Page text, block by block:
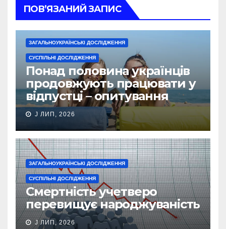
ПОВ’ЯЗАНИЙ ЗАПИС
ЗАГАЛЬНОУКРАЇНСЬКІ ДОСЛІДЖЕННЯ
СУСПІЛЬНІ ДОСЛІДЖЕННЯ
Понад половина українців
продовжують працювати у
відпустці – опитування
J ЛИП, 2026
ЗАГАЛЬНОУКРАЇНСЬКІ ДОСЛІДЖЕННЯ
СУСПІЛЬНІ ДОСЛІДЖЕННЯ
Смертність учетверо
перевищує народжуваність
J ЛИП, 2026